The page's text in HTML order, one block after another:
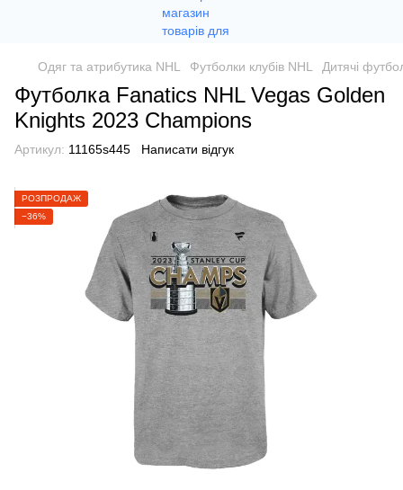
Одяг та атрибутика NHL Футболки клубів NHL Дитячі
Футболка Fanatics NHL Vegas Golden
Knights 2023 Champions
Артикул: 11165s445 Написати відгук
РОЗПРОДАЖ
−36%